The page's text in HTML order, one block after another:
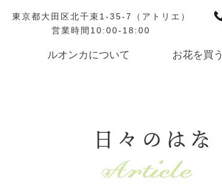
東京都大田区北千束1-35-7（アトリエ）
営業時間10:00-18:00
ルオンカについて お花を買う
日々のはな